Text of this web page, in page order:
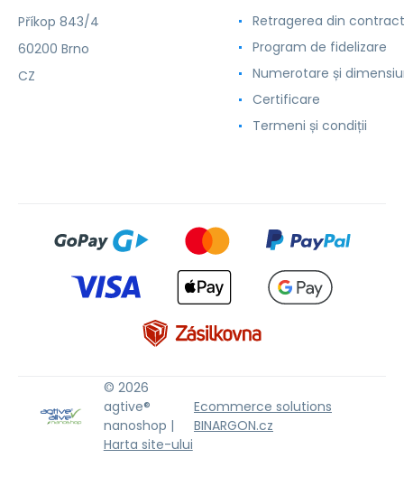
Příkop 843/4
60200 Brno
CZ
Retragerea din contract
Program de fidelizare
Numerotare și
Certificare
Termeni și condiții
© 2026
agtive®
nanoshop |
Harta site-ului
Ecommerce solutions
BINARGON.cz